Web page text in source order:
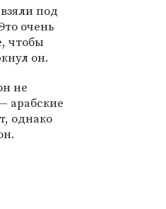
под
очень
чтобы
он.
не
арабские
однако